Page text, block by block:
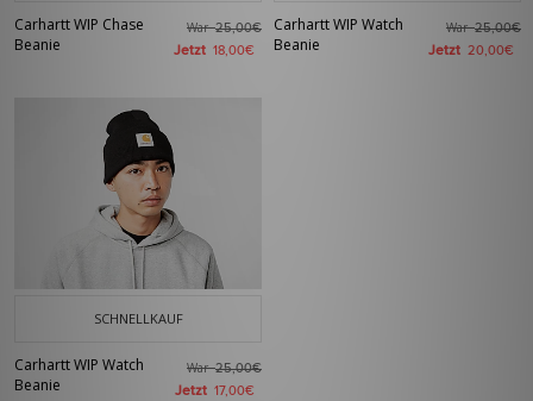
Carhartt WIP Chase
Beanie
War25,00€
Jetzt 18,00€
Carhartt WIP Watch
Beanie
War25,00€
Jetzt 20,00€
SCHNELLKAUF
Carhartt WIP Watch
Beanie
War25,00€
Jetzt 17,00€